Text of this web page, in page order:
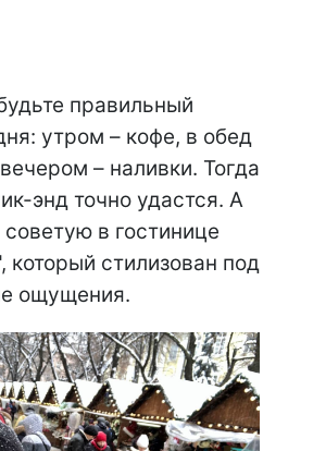
правильный
утром – кофе, в обед
– наливки. Тогда
энд точно удастся. А
советую в гостинице
который стилизован под
ощущения.